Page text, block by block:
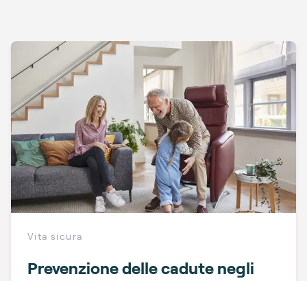
Vita sicura
Prevenzione delle cadute negli